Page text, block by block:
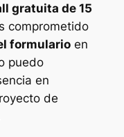
gratuita de 15
comprometido
formularioen
puedo
en
de